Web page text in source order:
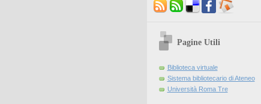
Pagine Utili
Biblioteca virtuale
Sistema bibliotecario di Ateneo
Università Roma Tre